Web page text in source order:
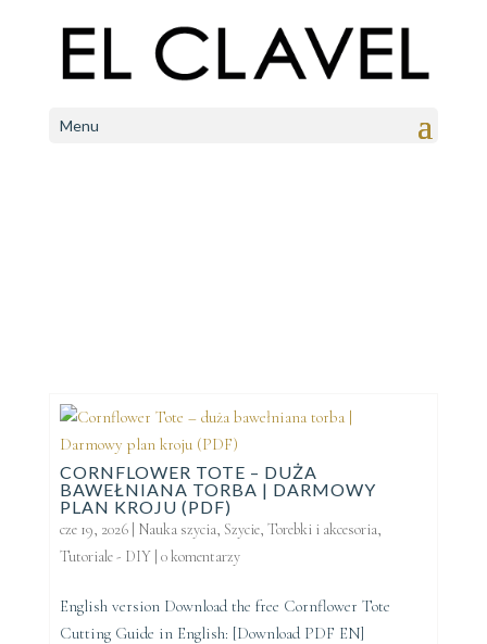
Menu
CORNFLOWER TOTE – DUŻA
BAWEŁNIANA TORBA | DARMOWY
PLAN KROJU (PDF)
cze 19, 2026| Nauka szycia, Szycie, Torebki i akcesoria,
Tutoriale - DIY| 0 komentarzy
English version Download the free Cornflower Tote
Cutting Guide in English: [Download PDF EN]